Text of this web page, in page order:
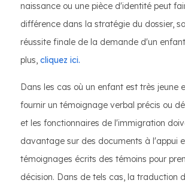
naissance ou une pièce d'identité peut
différence dans la stratégie du dossier,
réussite finale de la demande d'un
plus, cliquez ici.
Dans les cas où un enfant est très jeune
fournir un témoignage verbal précis ou
et les fonctionnaires de l'immigration
davantage sur des documents à l'appui
témoignages écrits des témoins pour
décision. Dans de tels cas, la traduction